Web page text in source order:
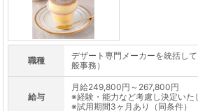
職種
デザート専門メーカーを統括し
般事務）
給与
月給249,800円～267,800円
※経験・能力など考慮し決定いた
※試用期間3ヶ月あり（同条件）